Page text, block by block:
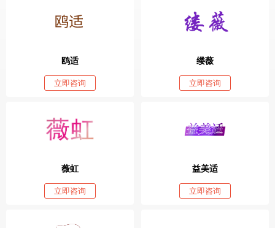
鸥适
立即咨询
缕薇
立即咨询
薇虹
立即咨询
益美适
立即咨询